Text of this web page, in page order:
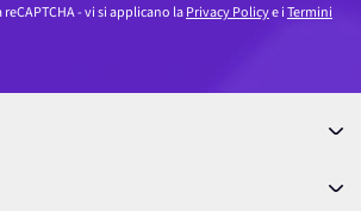
- vi si applicano laPrivacy Policye iTermini